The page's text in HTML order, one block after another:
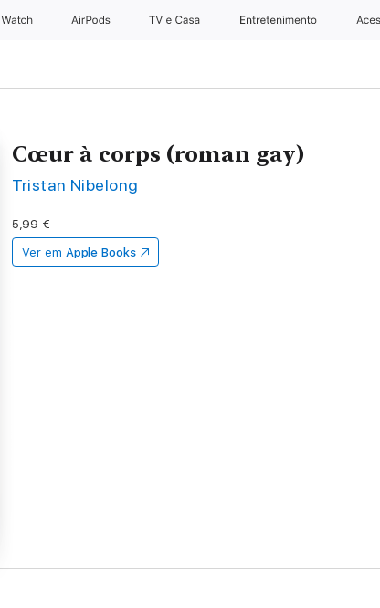
Watch AirPods TV e Casa Entretenimento
Cœur à corps (roman gay)
Tristan Nibelong
5,99 €
Ver em Apple Books